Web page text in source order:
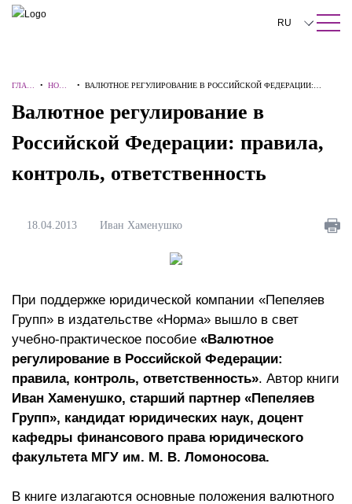
ПОИСК ПО САЙТУ Закрыть
RU
中文
Deutsch
Português
ГЛАВ
•НОВО
•ВАЛЮТНОЕ РЕГУЛИРОВАНИЕ В РОССИЙСКОЙ ФЕДЕРАЦИИ:
Валютное регулирование в
Российской Федерации: правила,
контроль, ответственность
18.04.2013 Иван Хаменушко
При поддержке юридической компании «Пепеляев
Групп» в издательстве «Норма» вышло в свет
учебно-практическое пособие «Валютное
регулирование в Российской Федерации:
правила, контроль, ответственность». Автор книги
Иван Хаменушко, старший партнер «Пепеляев
Групп», кандидат юридических наук, доцент
кафедры финансового права юридического
факультета МГУ им. М. В. Ломоносова.
В книге излагаются основные положения валютного